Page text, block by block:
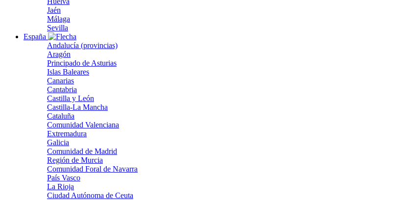
Jaén
Málaga
Sevilla
España
Andalucía (provincias)
Aragón
Principado de Asturias
Islas Baleares
Canarias
Cantabria
Castilla y León
Castilla-La Mancha
Cataluña
Comunidad Valenciana
Extremadura
Galicia
Comunidad de Madrid
Región de Murcia
Comunidad Foral de Navarra
País Vasco
La Rioja
Ciudad Autónoma de Ceuta